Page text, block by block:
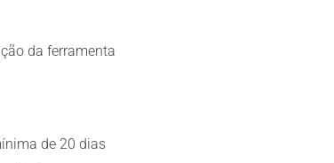
da ferramenta
de 20 dias